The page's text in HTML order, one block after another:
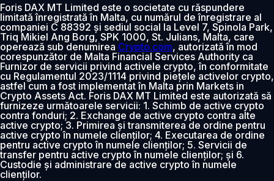
Foris DAX MT Limited este o societate cu răspundere
limitată înregistrată în Malta, cu numărul de înregistrare al
companiei C 88392 și sediul social la Level 7, Spinola Park,
Triq Mikiel Ang Borg, SPK 1000, St. Julians, Malta, care
operează sub denumirea Crypto.com, autorizată în mod
corespunzător de Malta Financial Services Authority ca
Furnizor de servicii privind activele crypto, în conformitate
cu Regulamentul 2023/1114 privind piețele activelor crypto,
astfel cum a fost implementat în Malta prin Markets in
Crypto Assets Act. Foris DAX MT Limited este autorizată să
furnizeze următoarele servicii: 1. Schimb de active crypto
contra fonduri; 2. Exchange de active crypto contra alte
active crypto; 3. Primirea și transmiterea de ordine pentru
active crypto în numele clienților; 4. Executarea de ordine
pentru active crypto în numele clienților; 5. Servicii de
transfer pentru active crypto în numele clienților; și 6.
Custodie și administrare de active crypto în numele
clienților.